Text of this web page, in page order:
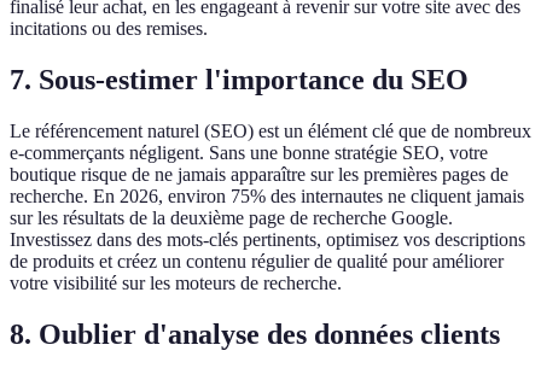
finalisé leur achat, en les engageant à revenir sur votre site avec des
incitations ou des remises.
7. Sous-estimer l'importance du SEO
Le référencement naturel (SEO) est un élément clé que de nombreux
e-commerçants négligent. Sans une bonne stratégie SEO, votre
boutique risque de ne jamais apparaître sur les premières pages de
recherche. En 2026, environ 75% des internautes ne cliquent jamais
sur les résultats de la deuxième page de recherche Google.
Investissez dans des mots-clés pertinents, optimisez vos descriptions
de produits et créez un contenu régulier de qualité pour améliorer
votre visibilité sur les moteurs de recherche.
8. Oublier d'analyse des données clients